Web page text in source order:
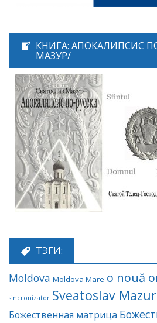
КНИГА: АПОКАЛИПСИС
МАЗУР/
ТЭГИ:
Moldova Moldova Mare o nouă
sincronizator Sveatoslav Mazur
Божественная матрица